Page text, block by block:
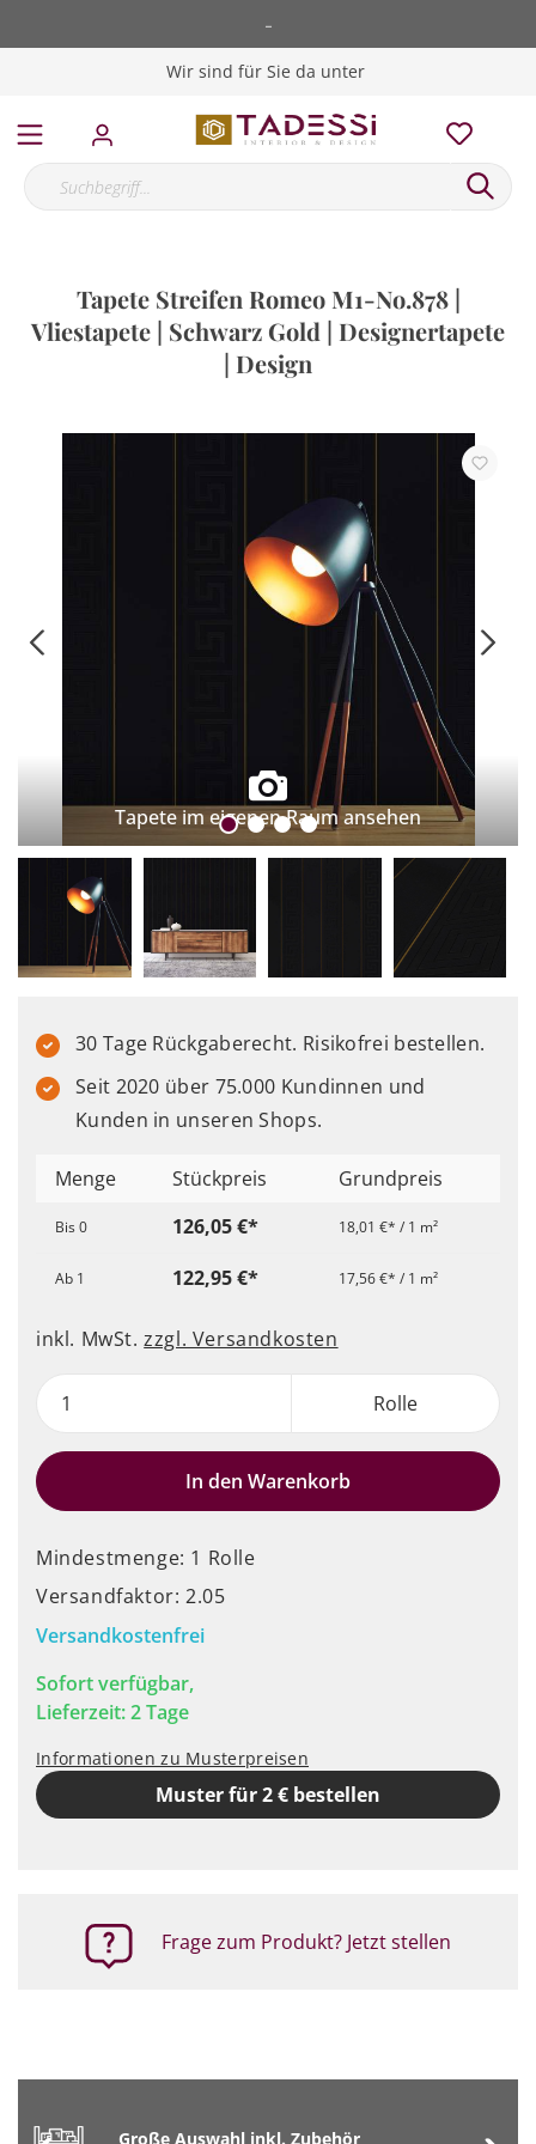
-
Wir sind für Sie da unter
Tapete Streifen Romeo M1-No.878 |
Vliestapete | Schwarz Gold | Designertapete
| Design
Tapete im eigenen Raum ansehen
30 Tage Rückgaberecht. Risikofrei bestellen.
Seit 2020 über 75.000 Kundinnen und
Kunden in unseren Shops.
Menge Stückpreis Grundpreis
Bis0 126,05 €* 18,01 €* / 1 m²
Ab 1 122,95 €* 17,56 €* / 1 m²
inkl. MwSt.zzgl. Versandkosten
Rolle
In den Warenkorb
Mindestmenge: 1 Rolle
Versandfaktor: 2.05
Versandkostenfrei
Sofort verfügbar,
Lieferzeit: 2 Tage
Informationen zu Musterpreisen
Muster für 2 € bestellen
Frage zum Produkt? Jetzt stellen
Große Auswahl inkl. Zubehör